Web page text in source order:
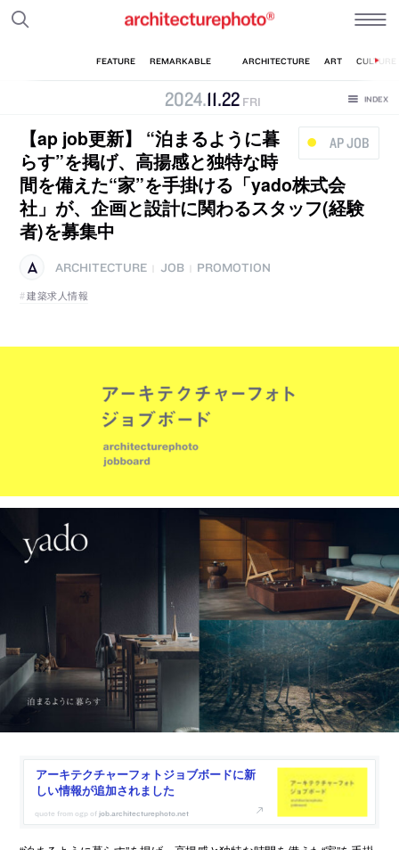
2024.11.22 FRI
AP JOB
【ap job更新】 “泊まるように暮
らす”を掲げ、高揚感と独特な時
間を備えた“家”を手掛ける「yado株式会
社」が、企画と設計に関わるスタッフ(経験
者)を募集中
ARCHITECTURE JOB
PROMOTION
建築求人情報
アーキテクチャーフォトジョブボードに新
しい情報が追加されました
job.architecturephoto.net